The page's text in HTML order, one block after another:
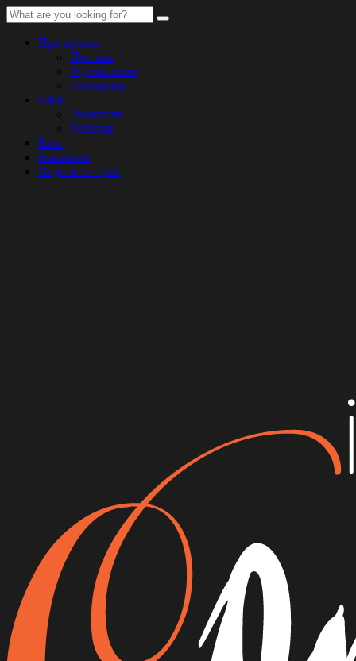
Про проект
Про нас
Музикантам
Співпраця
Ефір
Подкасти
Розклад
Блог
Контакти
Надіслати трек